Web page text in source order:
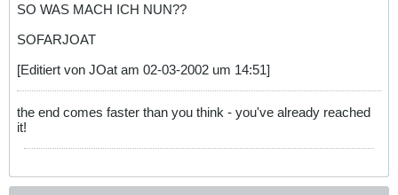
SO WAS MACH ICH NUN??
SOFARJOAT
[Editiert von JOat am 02-03-2002 um 14:51]
the end comes faster than you think - you've already reached
it!